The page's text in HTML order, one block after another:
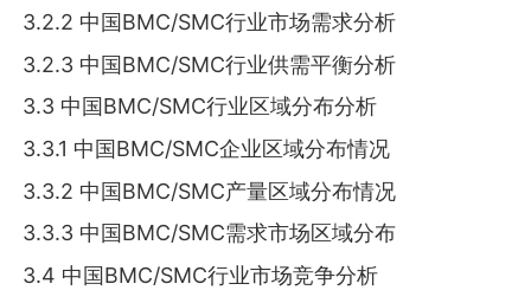
3.2.2 中国BMC/SMC行业市场需求分析
3.2.3 中国BMC/SMC行业供需平衡分析
3.3 中国BMC/SMC行业区域分布分析
3.3.1 中国BMC/SMC企业区域分布情况
3.3.2 中国BMC/SMC产量区域分布情况
3.3.3 中国BMC/SMC需求市场区域分布
3.4 中国BMC/SMC行业市场竞争分析